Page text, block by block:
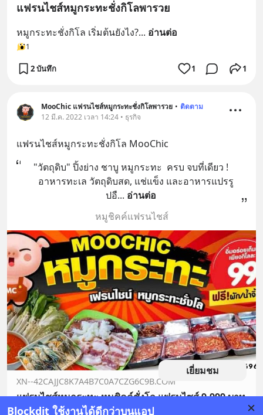
Blockdit ใช้งานได้ดีกว่าบนแอป
แฟรนไชส์หมูกระทะชั่งกิโลพารวย
หมูกระทะชั่งกิโล เริ่มต้นยังไง?... อ่านต่อ
1
2 บันทึก 1 1
MooChic แฟรนไชส์หมูกระทะชั่งกิโลพารวย • ติดตาม
12 มี.ค. 2022 เวลา 14:24 • ธุรกิจ
แฟรนไชส์หมูกระทะชั่งกิโล MooChic
"วัตถุดิบ" ปิ้งย่าง ชาบู หมูกระทะ  ครบ จบที่เดียว !
ปอื... อ่านต่อ
หมูชิคค์แฟรนไชส์
เยี่ยมชม
XN--42CAJJC8K7A4B7C0A7CZG6C9B.COM
แฟรนไชส์หมูกระทะ หมูชิคค์ชั่งโล แฟรนไซส์ 9,999 บาท